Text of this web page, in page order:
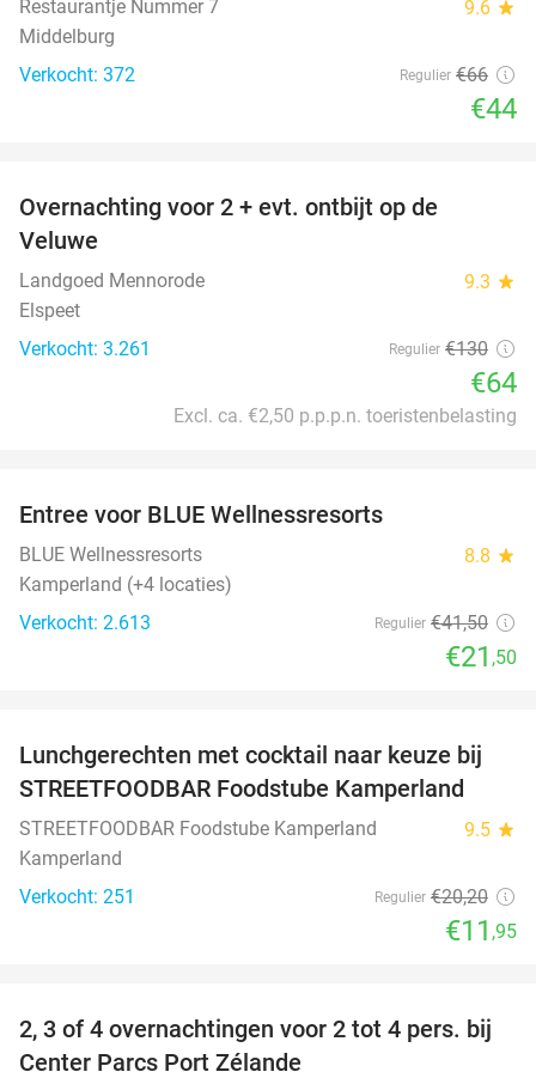
Restaurantje Nummer 7 9.6 star
Middelburg
Verkocht: 372
Regulier €66
€44
Overnachting voor 2 + evt. ontbijt op de
Veluwe
Landgoed Mennorode 9.3 star
Elspeet
Verkocht: 3.261
Regulier €130
€64
Excl. ca. €2,50 p.p.p.n. toeristenbelasting
Entree voor BLUE Wellnessresorts
BLUE Wellnessresorts 8.8 star
Kamperland (+4 locaties)
Verkocht: 2.613
Regulier €41,50
€21 ,50
41%
Lunchgerechten met cocktail naar keuze bij
STREETFOODBAR Foodstube Kamperland
STREETFOODBAR Foodstube Kamperland 9.5 star
Kamperland
Verkocht: 251
Regulier €20,20
€11 ,95
17%
2, 3 of 4 overnachtingen voor 2 tot 4 pers. bij
Center Parcs Port Zélande